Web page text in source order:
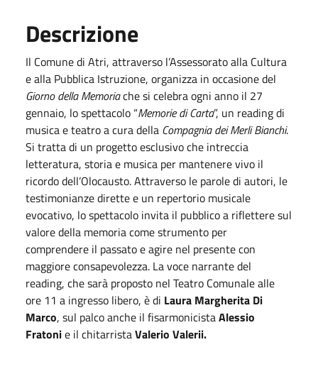
Descrizione
Il Comune di Atri, attraverso l’Assessorato alla Cultura
e alla Pubblica Istruzione, organizza in occasione del
Giorno della Memoriache si celebra ogni anno il 27
gennaio, lo spettacolo “Memorie di Carta”, un reading di
musica e teatro a cura della Compagnia dei Merli Bianchi.
Si tratta di un progetto esclusivo che intreccia
letteratura, storia e musica per mantenere vivo il
ricordo dell’Olocausto. Attraverso le parole di autori, le
testimonianze dirette e un repertorio musicale
evocativo, lo spettacolo invita il pubblico a riflettere sul
valore della memoria come strumento per
comprendere il passato e agire nel presente con
maggiore consapevolezza. La voce narrante del
reading, che sarà proposto nel Teatro Comunale alle
ore 11 a ingresso libero, è di Laura Margherita Di
Marco, sul palco anche il fisarmonicistaAlessio
Fratonie il chitarristaValerio Valerii.